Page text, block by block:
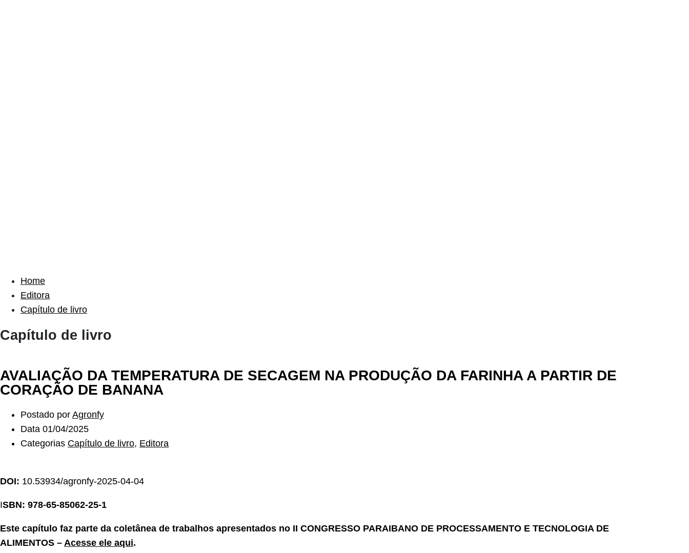
Home
Editora
Capítulo de livro
Capítulo de livro
AVALIAÇÃO DA TEMPERATURA DE SECAGEM NA PRODUÇÃO DA FARINHA A PARTIR DE
CORAÇÃO DE BANANA
Postado por Agronfy
Data 01/04/2025
Categorias Capítulo de livro, Editora
DOI: 10.53934/agronfy-2025-04-04
ISBN: 978-65-85062-25-1
Este capítulo faz parte da coletânea de trabalhos apresentados no II CONGRESSO PARAIBANO DE PROCESSAMENTO E TECNOLOGIA DE
ALIMENTOS – Acesse ele aqui.